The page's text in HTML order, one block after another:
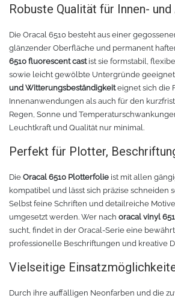
Chemica Allmark
Chemica Carbon
Sonnenschutzfolie für Autos
Marathon
Solar Silber
Sunlight
Palisade
Farbkarte
Materialrollen
Zubehör für Transferpressen
Teflonkissen
Teflonfolie und Klebeband
Zubehör Schneideplotter
Verschiedene
Zubehör für Brother-Schneideplotter
Tinte
Robuste Qualität für Innen-
Die Oracal 6510 besteht aus einer
glänzender Oberfläche und permanent
6510 fluorescent castist sie formstabil,
sowie leicht gewölbte Untergründe
und Witterungsbeständigkeiteignet sich die
Innenanwendungen als auch für den
Regen, Sonne und
Leuchtkraft und Qualität nur minimal.
Perfekt für Plotter,
Die Oracal 6510 Plotterfolie ist mit allen
kompatibel und lässt sich präzise schneiden
Selbst feine Schriften und detailreiche
umgesetzt werden. Wer nach oracal vinyl 651
sucht, findet in der Oracal-Serie eine
professionelle Beschriftungen und kreative
Vielseitige
Durch ihre auffälligen Neonfarben und die